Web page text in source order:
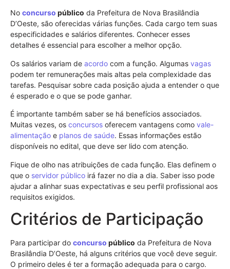
No concurso público da Prefeitura de Nova Brasilândia
D’Oeste, são oferecidas várias funções. Cada cargo tem suas
especificidades e salários diferentes. Conhecer esses
detalhes é essencial para escolher a melhor opção.
Os salários variam de acordo com a função. Algumas vagas
podem ter remunerações mais altas pela complexidade das
tarefas. Pesquisar sobre cada posição ajuda a entender o que
é esperado e o que se pode ganhar.
É importante também saber se há benefícios associados.
Muitas vezes, os concursos oferecem vantagens como vale-
alimentação e planos de saúde. Essas informações estão
disponíveis no edital, que deve ser lido com atenção.
Fique de olho nas atribuições de cada função. Elas definem o
que o servidor público irá fazer no dia a dia. Saber isso pode
ajudar a alinhar suas expectativas e seu perfil profissional aos
requisitos exigidos.
Critérios de Participação
Para participar do concurso público da Prefeitura de Nova
Brasilândia D’Oeste, há alguns critérios que você deve seguir.
O primeiro deles é ter a formação adequada para o cargo.